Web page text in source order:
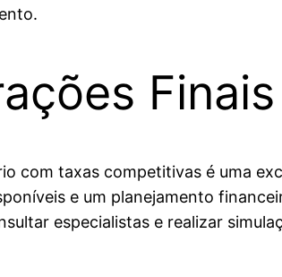
Finais
com taxas competitivas é uma
e um planejamento
especialistas e realizar